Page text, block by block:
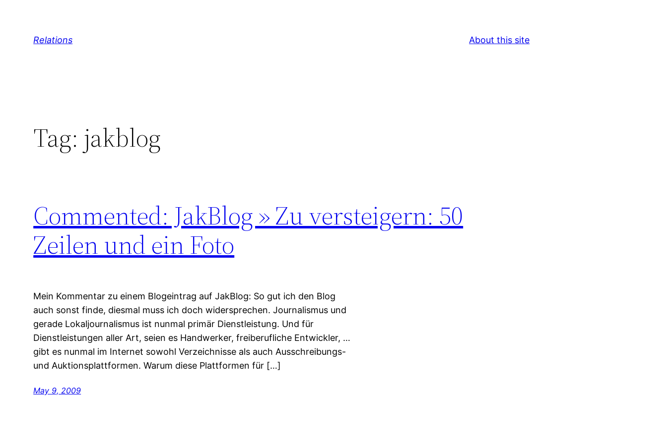
Relations About this site
Tag: jakblog
Commented: JakBlog » Zu versteigern: 50
Zeilen und ein Foto
Mein Kommentar zu einem Blogeintrag auf JakBlog: So gut ich den Blog
auch sonst finde, diesmal muss ich doch widersprechen. Journalismus und
gerade Lokaljournalismus ist nunmal primär Dienstleistung. Und für
Dienstleistungen aller Art, seien es Handwerker, freiberufliche Entwickler, …
gibt es nunmal im Internet sowohl Verzeichnisse als auch Ausschreibungs-
und Auktionsplattformen. Warum diese Plattformen für […]
May 9, 2009